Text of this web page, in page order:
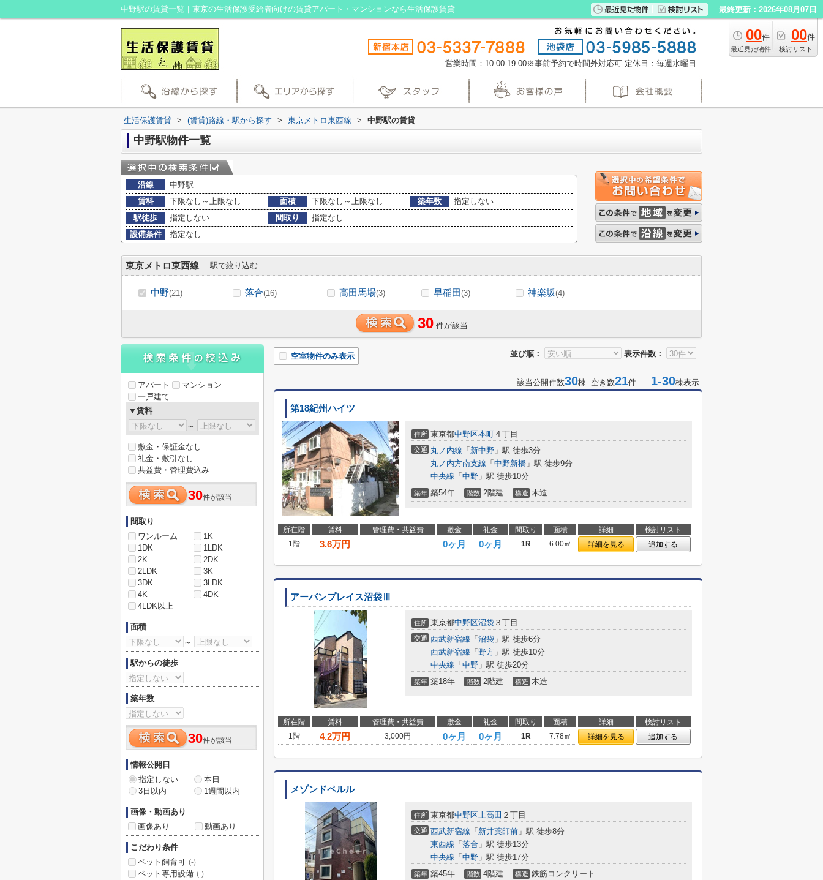
中野駅の賃貸一覧｜東京の生活保護受給者向けの賃貸アパート・マンションなら生活保護賃貸 最終更新：2026年08月07日
00件
最近見た物件
00件
検討リスト
営業時間：10:00-19:00※事前予約で時間外対応可 定休日：毎週水曜日
生活保護賃貸 > (賃貸)路線・駅から探す > 東京メトロ東西線 > 中野駅の賃貸
中野駅物件一覧
沿線
中野駅
賃料
下限なし～上限なし 面積 下限なし～上限なし 築年数
指定しない
駅徒歩
指定しない 間取り
指定なし
設備条件
指定なし
東京メトロ東西線 駅で絞り込む
中野(21) 落合(16) 高田馬場(3) 早稲田(3) 神楽坂(4)
30 件が該当
並び順： 表示件数：
空室物件のみ表示
該当公開件数30棟 空き数21件 1-30棟表示
第18紀州ハイツ
住所 東京都中野区本町 ４丁目
交通 丸ノ内線 「 新中野 」駅 徒歩3分
丸ノ内方南支線 「 中野新橋 」駅 徒歩9分
中央線 「 中野 」駅 徒歩10分
築年 築54年 階数 2階建 構造 木造
所在階 賃料 管理費・共益費 敷金 礼金 間取り 面積 詳細
検討リスト
1階
3.6万円 - 0ヶ月 0ヶ月 1R 6.00㎡ 詳細を見る 追加する
アーバンプレイス沼袋Ⅲ
住所 東京都中野区沼袋 ３丁目
交通 西武新宿線 「 沼袋 」駅 徒歩6分
西武新宿線 「 野方 」駅 徒歩10分
中央線 「 中野 」駅 徒歩20分
築年 築18年 階数 2階建 構造 木造
所在階 賃料 管理費・共益費 敷金 礼金 間取り 面積 詳細
検討リスト
1階
4.2万円 3,000円 0ヶ月 0ヶ月 1R 7.78㎡ 詳細を見る 追加する
メゾンドペルル
住所 東京都中野区上高田 ２丁目
交通 西武新宿線 「 新井薬師前 」駅 徒歩8分
東西線 「 落合 」駅 徒歩13分
中央線 「 中野 」駅 徒歩17分
築年 築45年 階数 4階建 構造 鉄筋コンクリート
アパート
マンション
一戸建て
▼賃料
～
敷金・保証金なし
礼金・敷引なし
共益費・管理費込み
30件が該当
間取り
ワンルーム
1K
1DK
1LDK
2K
2DK
2LDK
3K
3DK
3LDK
4K
4DK
4LDK以上
面積
～
駅からの徒歩
築年数
30件が該当
情報公開日
指定しない
本日
3日以内
1週間以内
画像・動画あり
画像あり
動画あり
こだわり条件
ペット飼育可 (-)
ペット専用設備 (-)